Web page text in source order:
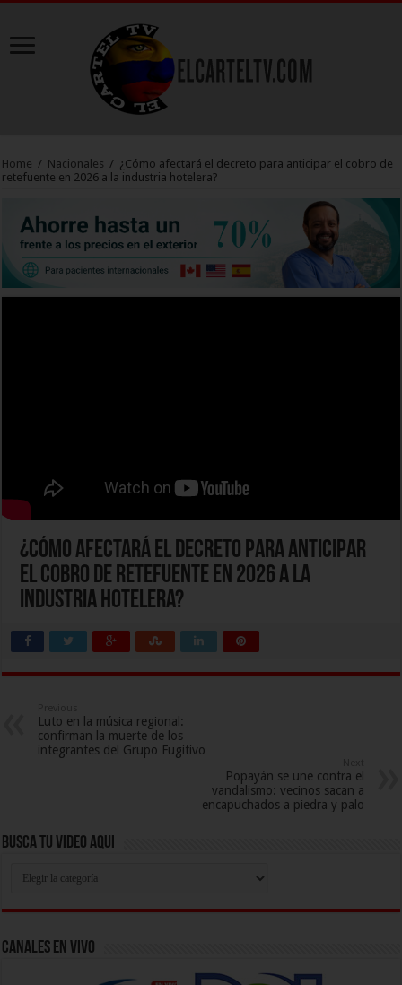
Home / Nacionales / ¿Cómo afectará el decreto para anticipar el cobro de
retefuente en 2026 a la industria hotelera?
¿Cómo afectará el decreto para anticipar
el cobro de retefuente en 2026 a la
industria hotelera?
Luto en la música regional:
confirman la muerte de los
integrantes del Grupo Fugitivo
Popayán se une contra el
vandalismo: vecinos sacan a
encapuchados a piedra y palo
Busca Tu Video Aqui
Aqui
Canales En Vivo